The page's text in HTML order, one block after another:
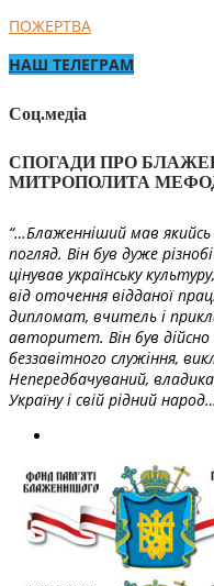
ПОЖЕРТВА
НАШ ТЕЛЕГРАМ
Соц.медіа
СПОГАДИ ПРО
МИТРОПОЛИТА
“…Блаженніший мав
погляд. Він був дуже
цінував українську
від оточення відданої
дипломат, вчитель і
авторитет. Він був
беззавітного служіння,
Непередбачуваний,
Україну і свій рідний